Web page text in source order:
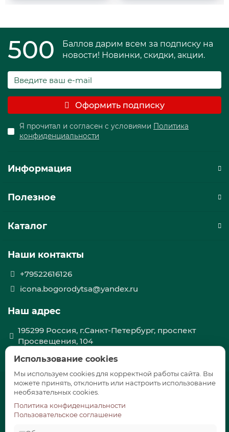
500
Баллов дарим всем за подписку на
новости! Новинки, скидки, акции.
Оформить подписку
Я прочитал и согласен с условиями Политика
конфиденциальности
Информация
Полезное
Каталог
Наши контакты
+79522616126
icona.bogorodytsa@yandex.ru
Наш адрес
195299 Россия, г.Санкт-Петербург, проспект
Просвещения, 104
Интернет-магазин без самовывоза
Использование cookies
Мы используем cookies для корректной работы сайта. Вы
можете принять, отклонить или настроить использование
необязательных cookies.
Политика конфиденциальности
Пользовательское соглашение